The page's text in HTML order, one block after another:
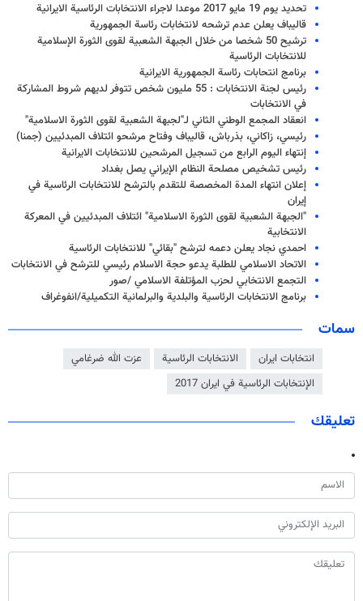
تحديد يوم 19 مايو 2017 موعدا لاجراء الانتخابات الرئاسية الايرانية
قاليباف يعلن عدم ترشحه لانتخابات رئاسة الجمهورية
ترشيح 50 شخصا من خلال الجبهة الشعبية لقوى الثورة الإسلامية
للانتخابات الرئاسية
برنامج انتحابات رئاسة الجمهورية الايرانية
رئيس لجنة الانتخابات : 55 مليون شخص تتوفر لديهم شروط المشاركة
في الانتخابات
انعقاد المجمع الوطني الثاني لـ"لجبهة الشعبية لقوى الثورة الاسلامية"
رئيسي، زاكاني، بذرباش، قاليباف وفتاح مرشحو ائتلاف المبدئيين (جمنا)
إنتهاء اليوم الرابع من تسجيل المرشحين للانتخابات الايرانية
رئيس تشخيص مصلحة النظام الإيراني يصل بغداد
إعلان انتهاء المدة المخصصة للتقدم بالترشح للانتخابات الرئاسية في
إيران
"الجبهة الشعبية لقوى الثورة الاسلامية" ائتلاف المبدئيين في المعركة
الانتخابية
احمدي نجاد يعلن دعمه لترشح "بقائي" للانتخابات الرئاسية
الاتحاد الاسلامي للطلبة يدعو حجة الاسلام رئيسي للترشح في الانتخابات
التجمع الانتخابي لحزب المؤتلفة الاسلامي /صور
برنامج الانتخابات الرئاسية والبلدية والبرلمانية التكميلية/انفوغراف
سمات
انتخابات ايران الانتخابات الرئاسية
عزت الله ضرغامي
الإنتخابات الرئاسية في ايران 2017
تعليقك